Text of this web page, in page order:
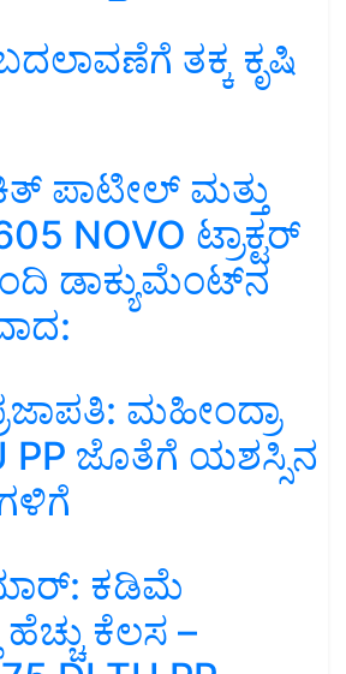
ತಕ್ಕ ಕೃಷಿ
ಪಾಟೀಲ್ ಮತ್ತು
NOVO ಟ್ರಾಕ್ಟರ್
ಡಾಕ್ಯುಮೆಂಟ್‌ನ
ಮಹೀಂದ್ರಾ
PP ಜೊತೆಗೆ ಯಶಸ್ಸಿನ
ಕಡಿಮೆ
ಕೆಲಸ –